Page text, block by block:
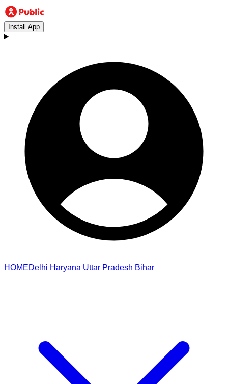
Install App
HOMEDelhi Haryana Uttar Pradesh Bihar